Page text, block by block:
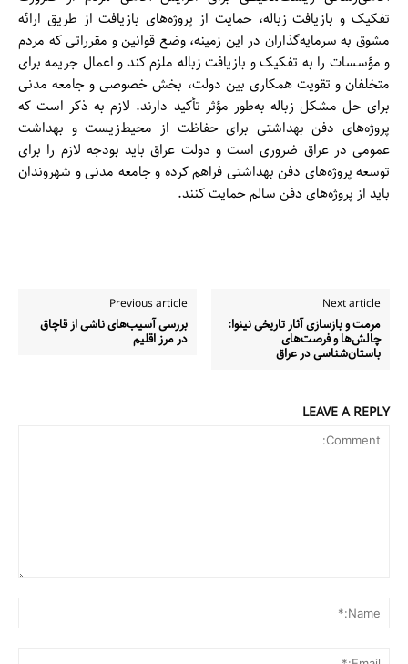
تفکیک و بازیافت زباله، حمایت از پروژه‌های بازیافت از طریق ارائه
مشوق به سرمایه‌گذاران در این زمینه، وضع قوانین و مقرراتی که مردم
و مؤسسات را به تفکیک و بازیافت زباله ملزم کند و اعمال جریمه برای
متخلفان و تقویت همکاری بین دولت، بخش خصوصی و جامعه مدنی
برای حل مشکل زباله به‌طور مؤثر تأکید دارند. لازم به ذکر است که
پروژه‌های دفن بهداشتی برای حفاظت از محیط‌زیست و بهداشت
عمومی در عراق ضروری است و دولت عراق باید بودجه لازم را برای
توسعه پروژه‌های دفن بهداشتی فراهم کرده و جامعه مدنی و شهروندان
باید از پروژه‌های دفن سالم حمایت کنند.
Previous article
بررسی آسیب‌های ناشی از قاچاق
در مرز اقلیم
Next article
مرمت و بازسازی آثار تاریخی نینوا:
چالش‌ها و فرصت‌های
باستان‌شناسی در عراق
LEAVE A REPLY